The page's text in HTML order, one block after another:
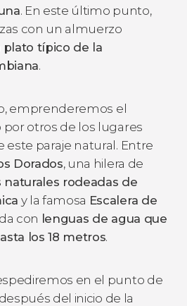
. En este último punto,
con un almuerzo
plato típico de la
.
emprenderemos el
otros de los lugares
este paraje natural. Entre
Dorados, una hilera de
naturales rodeadas de
y la famosa Escalera de
con lenguas de agua que
los 18 metros.
en el punto de
del inicio de la